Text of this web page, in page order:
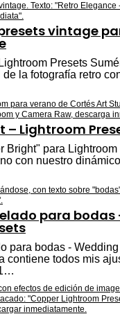
vintage
Presets
la fotografía retro
– Lightroom
Bright" para
con nuestro
para bodas
para bodas -
contiene todos mis